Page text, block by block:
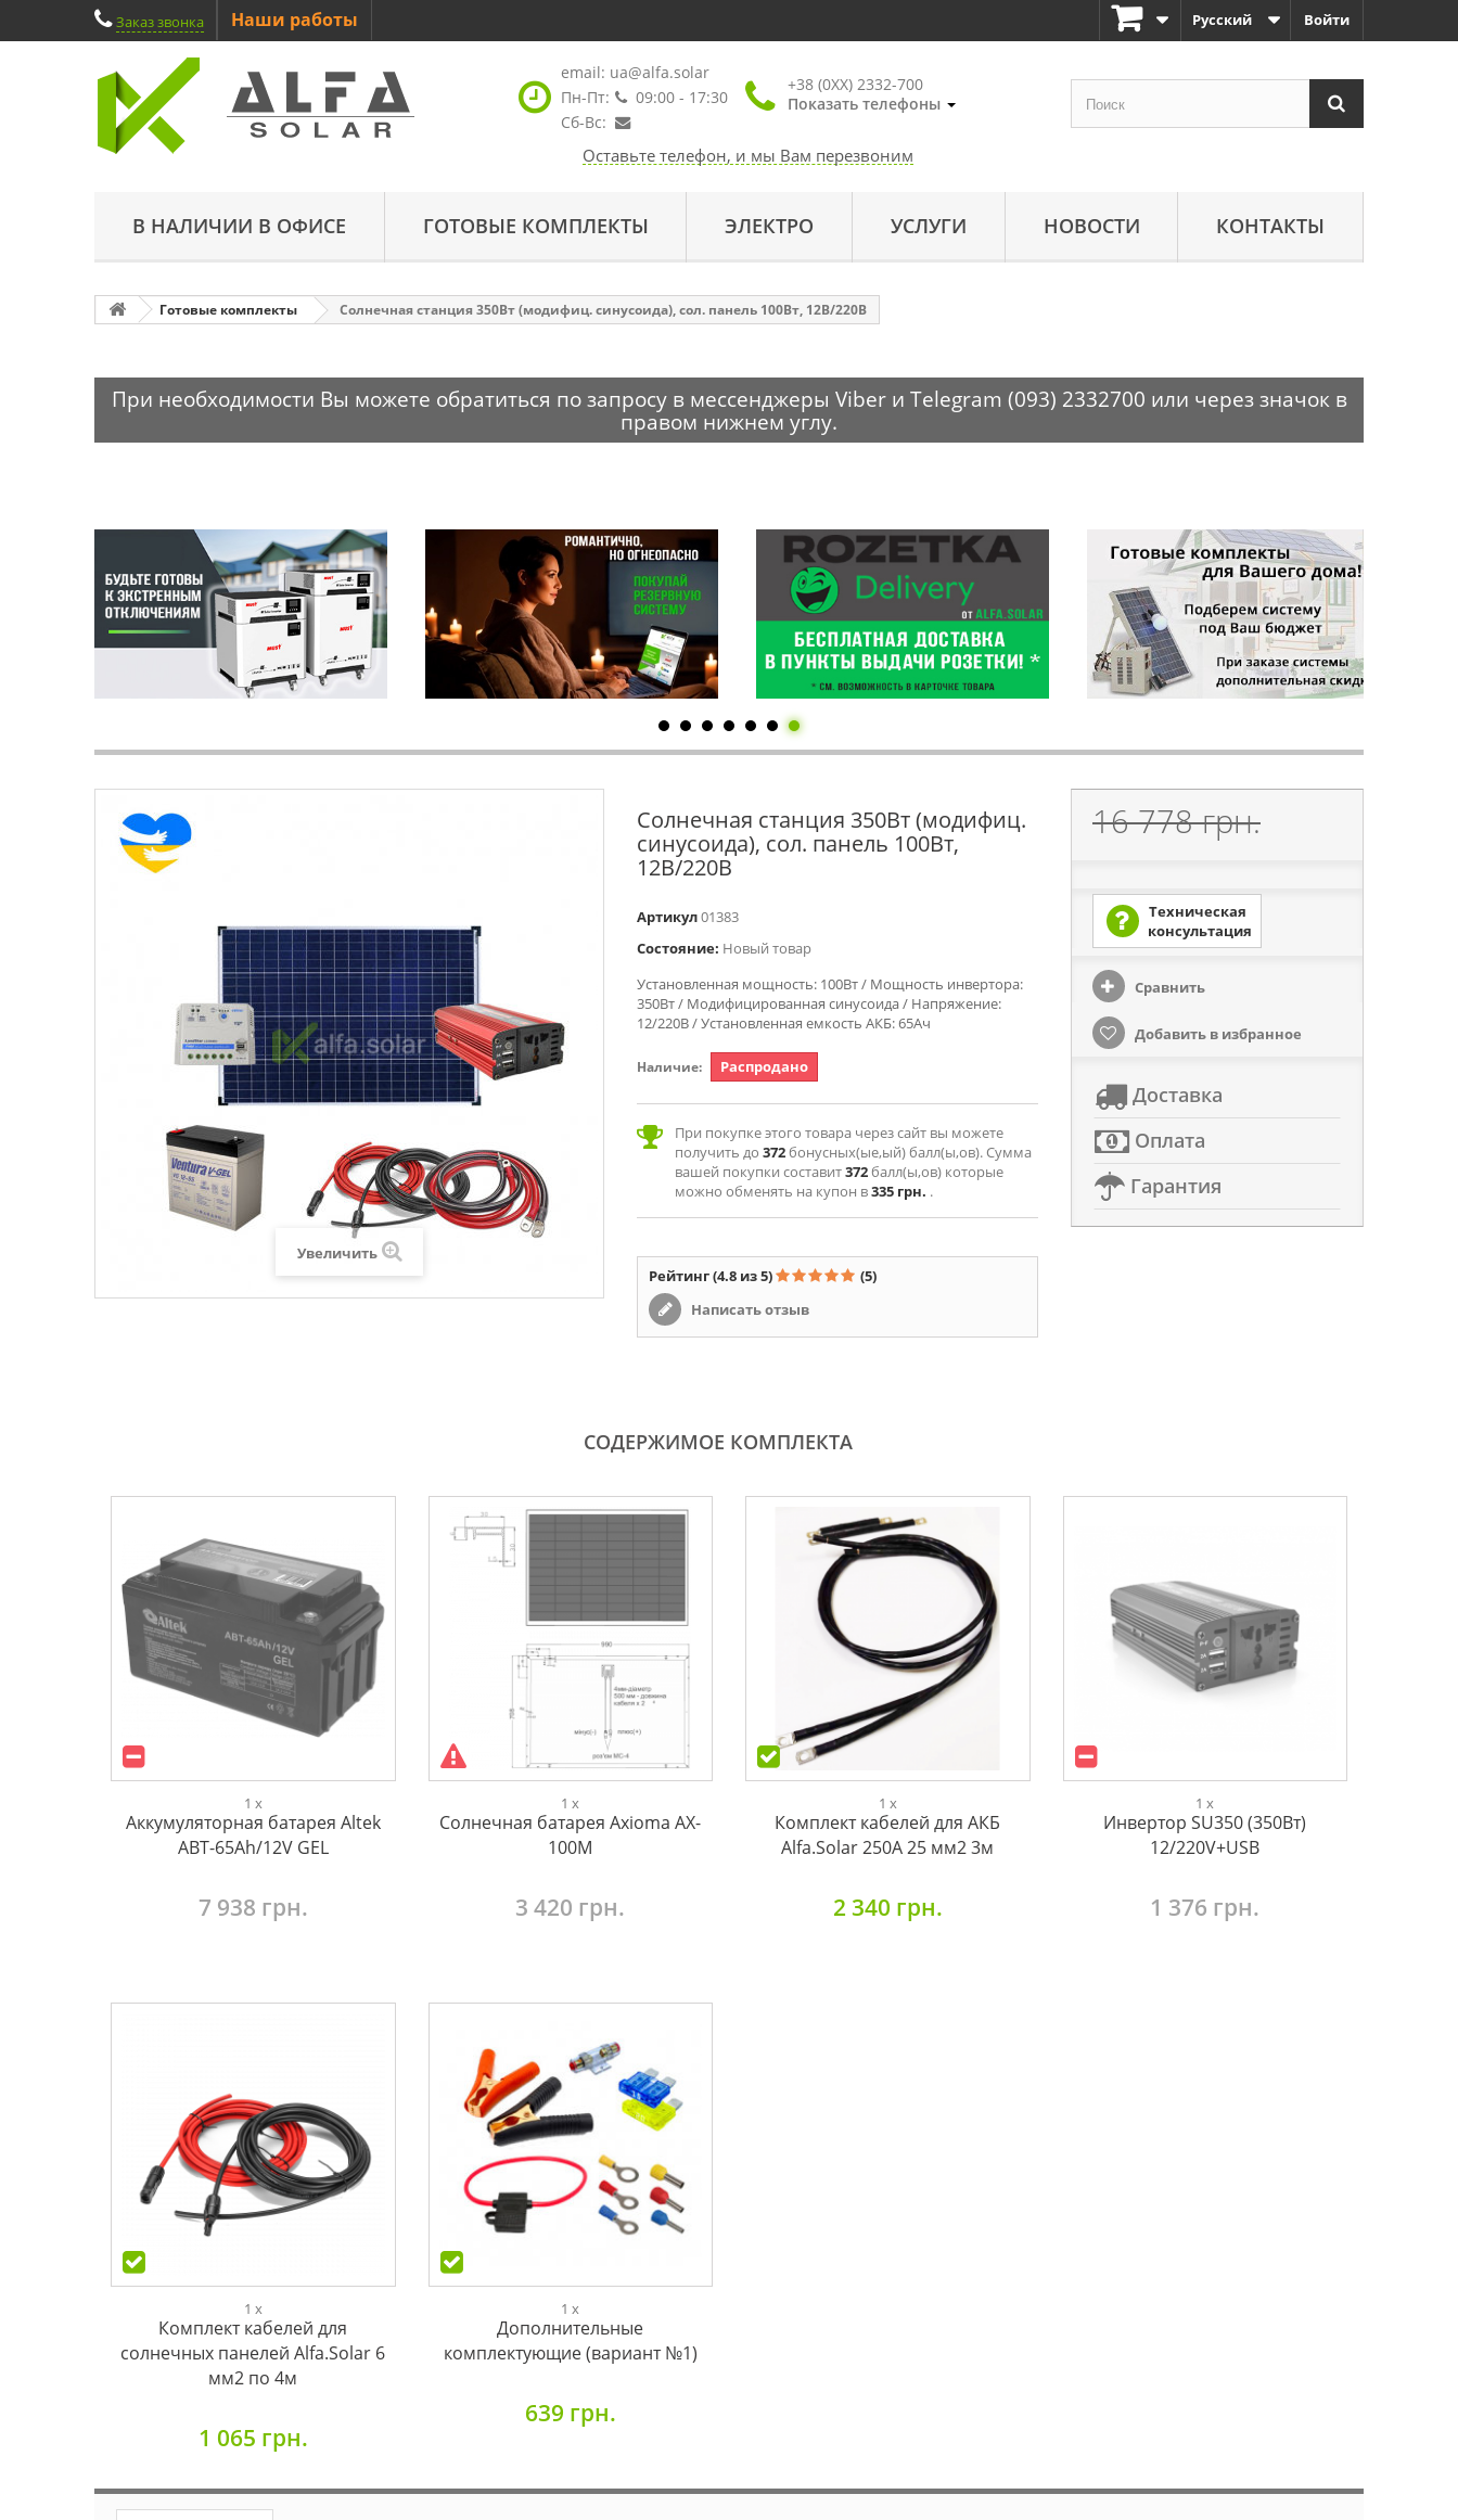
Войти
Русский
Заказ звонка Наши работы
email: ua@alfa.solar
Пн-Пт:
09:00 - 17:30
Сб-Вс:
+38 (0XX) 2332-700
Показать телефоны
Оставьте телефон, и мы Вам перезвоним
В НАЛИЧИИ В ОФИСЕ ГОТОВЫЕ КОМПЛЕКТЫ ЭЛЕКТРО УСЛУГИ НОВОСТИ КОНТАКТЫ
Готовые комплекты Cолнечная станция 350Вт (модифиц. синусоида), сол. панель 100Вт, 12В/220В
При необходимости Вы можете обратиться по запросу в мессенджеры Viber и Telegram (093) 2332700 или через значок в
правом нижнем углу.
Увеличить
Cолнечная станция 350Вт (модифиц.
синусоида), сол. панель 100Вт,
12В/220В
Артикул01383
Состояние: Новый товар
Установленная мощность: 100Вт / Мощность инвертора:
350Вт / Модифицированная синусоида/ Напряжение:
12/220В / Установленная емкость АКБ: 65Ач
Наличие: Распродано
При покупке этого товара через сайт вы можете
получить до 372бонусных(ые,ый) балл(ы,ов). Сумма
вашей покупки составит372балл(ы,ов) которые
можно обменять на купон в335 грн. .
Рейтинг(4.8 из 5)
(5)
Написать отзыв
16 778 грн.
Техническая
консультация
Сравнить
Добавить в избранное
Доставка
Оплата
Гарантия
СОДЕРЖИМОЕ КОМПЛЕКТА
1 x
Аккумуляторная батарея Altek
ABT-65Аh/12V GEL
7 938 грн.
1 x
Солнечная батарея Axioma AX-
100M
3 420 грн.
1 x
Комплект кабелей для АКБ
Alfa.Solar 250А 25 мм2 3м
2 340 грн.
1 x
Инвертор SU350 (350Вт)
12/220V+USB
1 376 грн.
1 x
Комплект кабелей для
солнечных панелей Alfa.Solar 6
мм2 по 4м
1 065 грн.
1 x
Дополнительные
комплектующие (вариант №1)
639 грн.